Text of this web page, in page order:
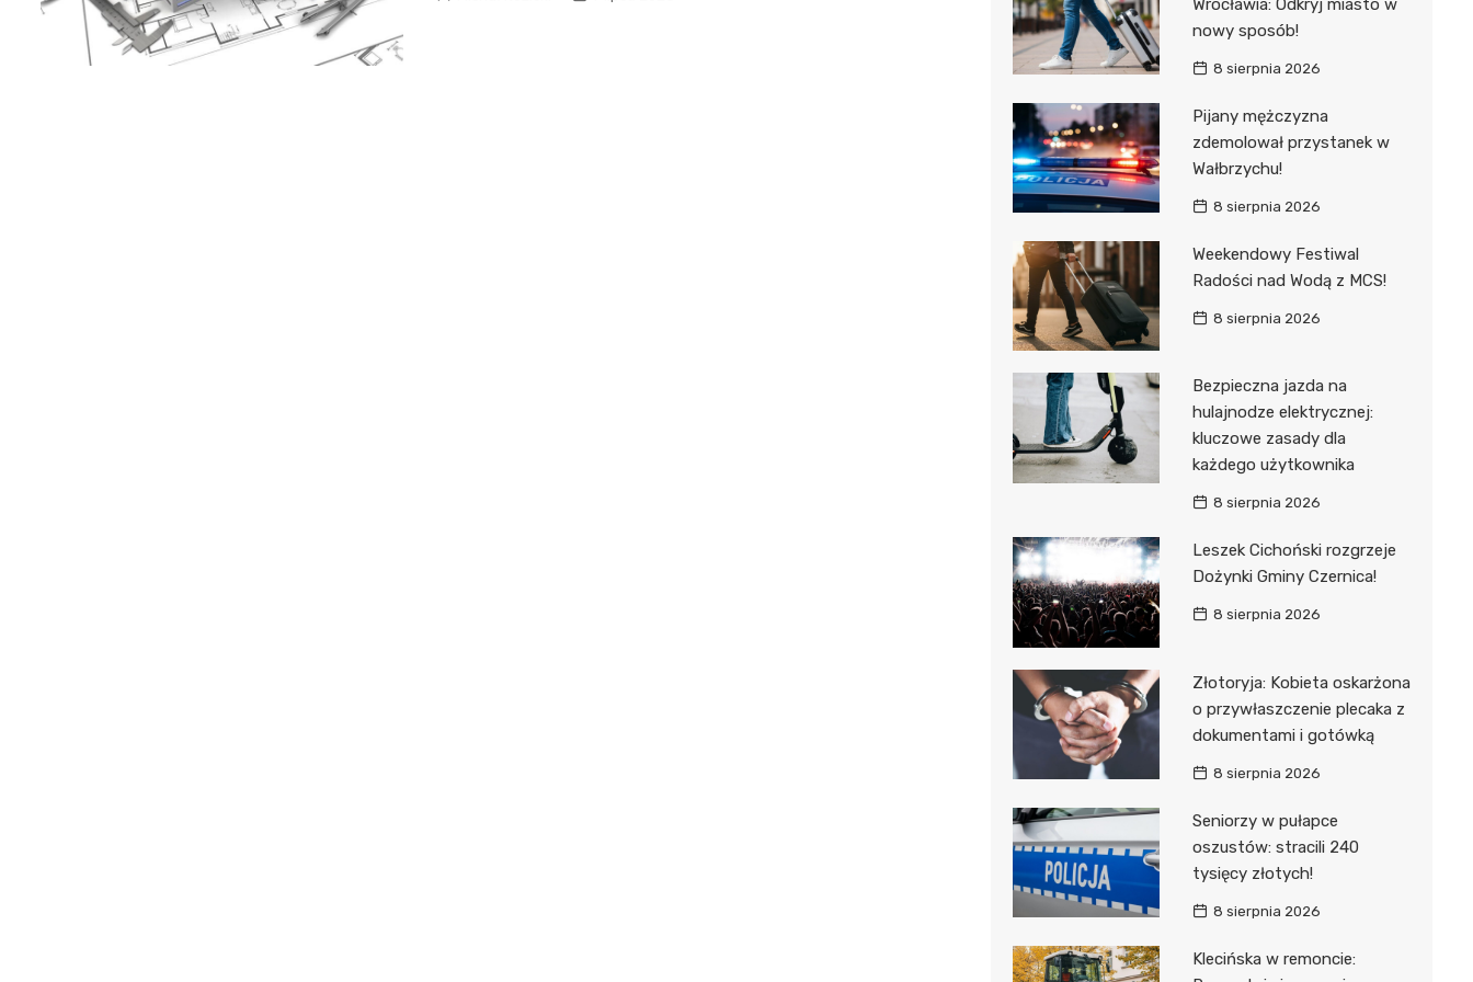
Wrocławia: Odkryj miasto w
nowy sposób!
8 sierpnia 2026
Pijany mężczyzna
zdemolował przystanek w
Wałbrzychu!
8 sierpnia 2026
Weekendowy Festiwal
Radości nad Wodą z MCS!
8 sierpnia 2026
Bezpieczna jazda na
hulajnodze elektrycznej:
kluczowe zasady dla
każdego użytkownika
8 sierpnia 2026
Leszek Cichoński rozgrzeje
Dożynki Gminy Czernica!
8 sierpnia 2026
Złotoryja: Kobieta oskarżona
o przywłaszczenie plecaka z
dokumentami i gotówką
8 sierpnia 2026
Seniorzy w pułapce
oszustów: stracili 240
tysięcy złotych!
8 sierpnia 2026
Klecińska w remoncie: